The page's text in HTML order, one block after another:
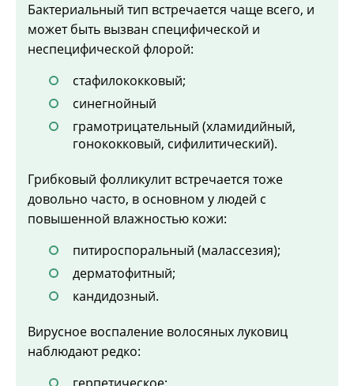
Бактериальный тип встречается чаще всего, и
может быть вызван специфической и
неспецифической флорой:
стафилококковый;
синегнойный
грамотрицательный (хламидийный,
гонококковый, сифилитический).
Грибковый фолликулит встречается тоже
довольно часто, в основном у людей с
повышенной влажностью кожи:
питироспоральный (малассезия);
дерматофитный;
кандидозный.
Вирусное воспаление волосяных луковиц
наблюдают редко: